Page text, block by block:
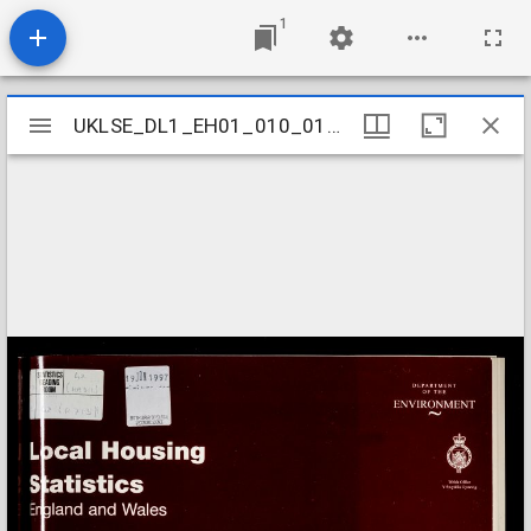
1
Mirador
viewer
UKLSE_DL1_EH01_010_013_0004
UKLSE_DL1_EH01_010_013_0004